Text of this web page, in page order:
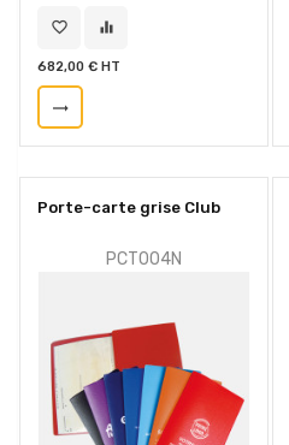
favorite_border equalizer
682,00 € HT
trending_flat
Porte-carte grise Club
PCT004N